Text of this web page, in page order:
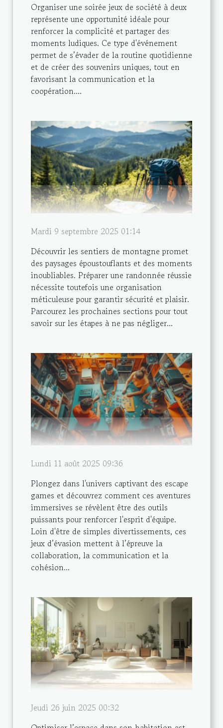
Organiser une soirée jeux de société à deux
représente une opportunité idéale pour
renforcer la complicité et partager des
moments ludiques. Ce type d'événement
permet de s’évader de la routine quotidienne
et de créer des souvenirs uniques, tout en
favorisant la communication et la
coopération....
Mardi 9 septembre 2025 01:14
Découvrir les sentiers de montagne promet
des paysages époustouflants et des moments
inoubliables. Préparer une randonnée réussie
nécessite toutefois une organisation
méticuleuse pour garantir sécurité et plaisir.
Parcourez les prochaines sections pour tout
savoir sur les étapes à ne pas négliger...
Lundi 11 août 2025 09:36
Plongez dans l'univers captivant des escape
games et découvrez comment ces aventures
immersives se révèlent être des outils
puissants pour renforcer l'esprit d'équipe.
Loin d'être de simples divertissements, ces
jeux d’évasion mettent à l’épreuve la
collaboration, la communication et la
cohésion...
Jeudi 26 juin 2025 00:32